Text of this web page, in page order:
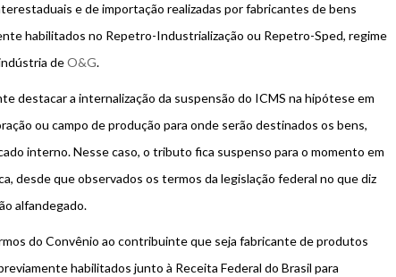
e de importação realizadas por fabricantes de bens
habilitados no Repetro-Industrialização ou Repetro-Sped, regime
deO&G.
destacar a internalização da suspensão do ICMS na hipótese em
ou campo de produção para onde serão destinados os bens,
interno. Nesse caso, o tributo fica suspenso para o momento em
desde que observados os termos da legislação federal no que diz
alfandegado.
do Convênio ao contribuinte que seja fabricante de produtos
habilitados junto à Receita Federal do Brasil para